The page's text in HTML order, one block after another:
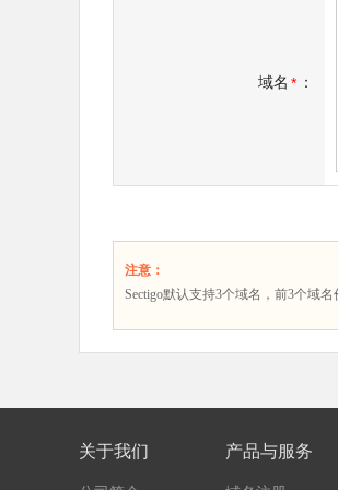
域名 * ：
注意：
Sectigo默认支持3个域名，前3个域
关于我们 产品与服务